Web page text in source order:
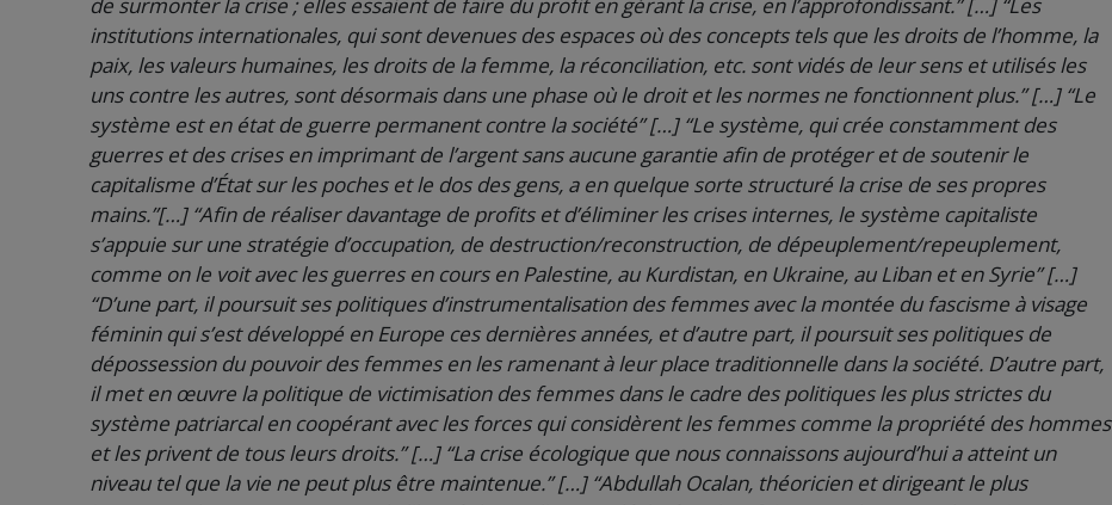
institutions internationales, qui sont devenues des espaces où des concepts tels que les droits de l’homme, la
paix, les valeurs humaines, les droits de la femme, la réconciliation, etc. sont vidés de leur sens et utilisés les
uns contre les autres, sont désormais dans une phase où le droit et les normes ne fonctionnent plus.” […] “Le
système est en état de guerre permanent contre la société” […] “Le système, qui crée constamment des
guerres et des crises en imprimant de l’argent sans aucune garantie afin de protéger et de soutenir le
capitalisme d’État sur les poches et le dos des gens, a en quelque sorte structuré la crise de ses propres
mains.”[…] “Afin de réaliser davantage de profits et d’éliminer les crises internes, le système capitaliste
s’appuie sur une stratégie d’occupation, de destruction/reconstruction, de dépeuplement/repeuplement,
comme on le voit avec les guerres en cours en Palestine, au Kurdistan, en Ukraine, au Liban et en Syrie” […]
“D’une part, il poursuit ses politiques d’instrumentalisation des femmes avec la montée du fascisme à visage
féminin qui s’est développé en Europe ces dernières années, et d’autre part, il poursuit ses politiques de
dépossession du pouvoir des femmes en les ramenant à leur place traditionnelle dans la société. D’autre part,
il met en œuvre la politique de victimisation des femmes dans le cadre des politiques les plus strictes du
système patriarcal en coopérant avec les forces qui considèrent les femmes comme la propriété des hommes
et les privent de tous leurs droits.” […] “La crise écologique que nous connaissons aujourd’hui a atteint un
niveau tel que la vie ne peut plus être maintenue.” […] “Abdullah Ocalan, théoricien et dirigeant le plus